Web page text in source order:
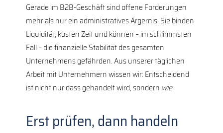
Gerade im B2B-Geschäft sind offene Forderungen
mehr als nur ein administratives Ärgernis. Sie binden
Liquidität, kosten Zeit und können – im schlimmsten
Fall – die finanzielle Stabilität des gesamten
Unternehmens gefährden. Aus unserer täglichen
Arbeit mit Unternehmern wissen wir: Entscheidend
ist nicht nur dass gehandelt wird, sondern wie.
Erst prüfen, dann handeln